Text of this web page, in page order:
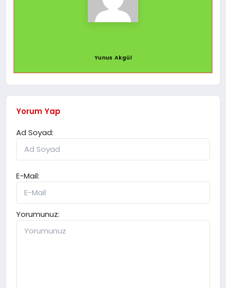
Yunus Akgül
Yorum Yap
Ad Soyad:
E-Mail:
Yorumunuz: